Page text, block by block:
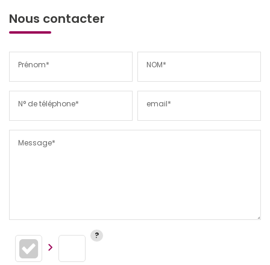
Nous contacter
Prénom* NOM*
N° de téléphone* email*
Message*